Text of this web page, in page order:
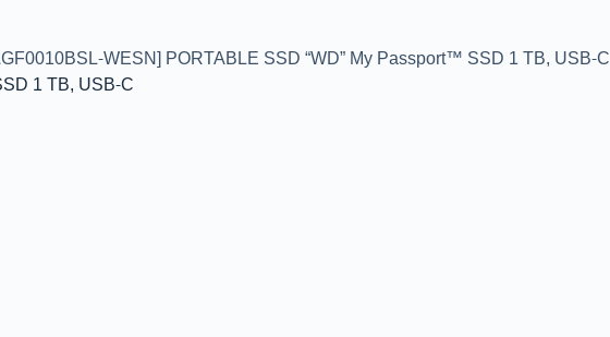
WESN] PORTABLE SSD “WD” My Passport™ SSD 1 TB, USB-C
1 TB, USB-C